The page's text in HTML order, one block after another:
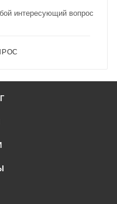
интересующий вопрос